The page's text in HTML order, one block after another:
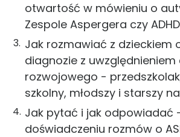
otwartość w mówieniu o
Zespole Aspergera czy
Jak rozmawiać z dzieckiem
diagnozie z uwzględnieniem
rozwojowego -
szkolny, młodszy i starszy
Jak pytać i jak odpowiadać
doświadczeniu rozmów o